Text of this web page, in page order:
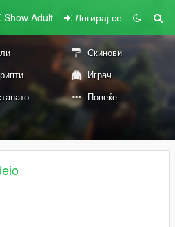
Show Adult Логирај се
Скинови
Играч
Повеќе